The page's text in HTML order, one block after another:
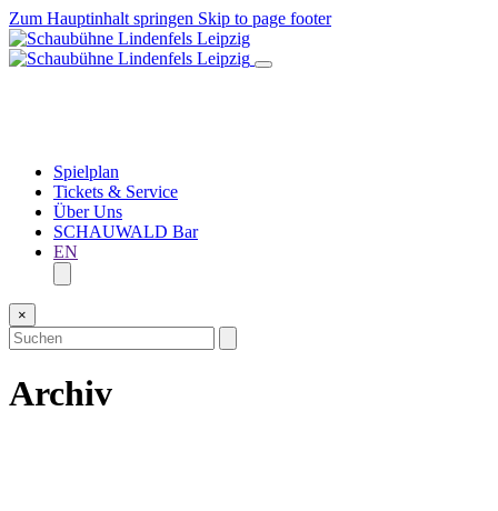
Zum Hauptinhalt springen Skip to page footer
Spielplan
Tickets & Service
Über Uns
SCHAUWALD Bar
EN
×
Archiv